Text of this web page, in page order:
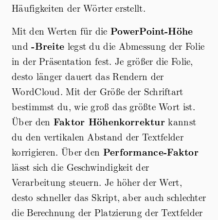
Häufigkeiten der Wörter erstellt.
Mit den Werten für die PowerPoint-Höhe
und-Breite legst du die Abmessung der Folie
in der Präsentation fest. Je größer die Folie,
desto länger dauert das Rendern der
WordCloud. Mit der Größe der Schriftart
bestimmst du, wie groß das größte Wort ist.
Über den Faktor Höhenkorrektur kannst
du den vertikalen Abstand der Textfelder
korrigieren. Über den Performance-Faktor
lässt sich die Geschwindigkeit der
Verarbeitung steuern. Je höher der Wert,
desto schneller das Skript, aber auch schlechter
die Berechnung der Platzierung der Textfelder